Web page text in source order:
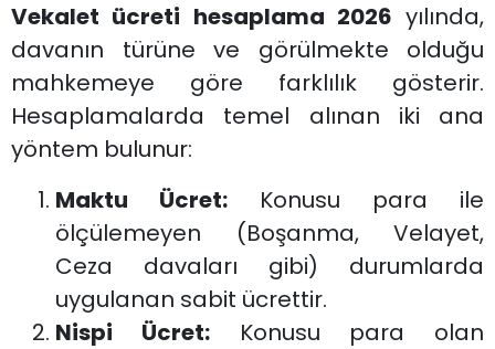
Vekalet ücreti hesaplama 2026 yılında,
davanın türüne ve görülmekte olduğu
mahkemeye göre farklılık gösterir.
Hesaplamalarda temel alınan iki ana
yöntem bulunur:
Maktu Ücret: Konusu para ile
ölçülemeyen (Boşanma, Velayet,
Ceza davaları gibi) durumlarda
uygulanan sabit ücrettir.
Nispi Ücret:Konusu para olan